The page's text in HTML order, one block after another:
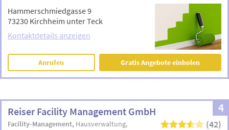
Hammerschmiedgasse 9
73230 Kirchheim unter Teck
Kontaktdetails anzeigen
Anrufen Gratis Angebote einholen
4
Reiser Facility Management GmbH
Facility-Management Hausverwaltung
(42)